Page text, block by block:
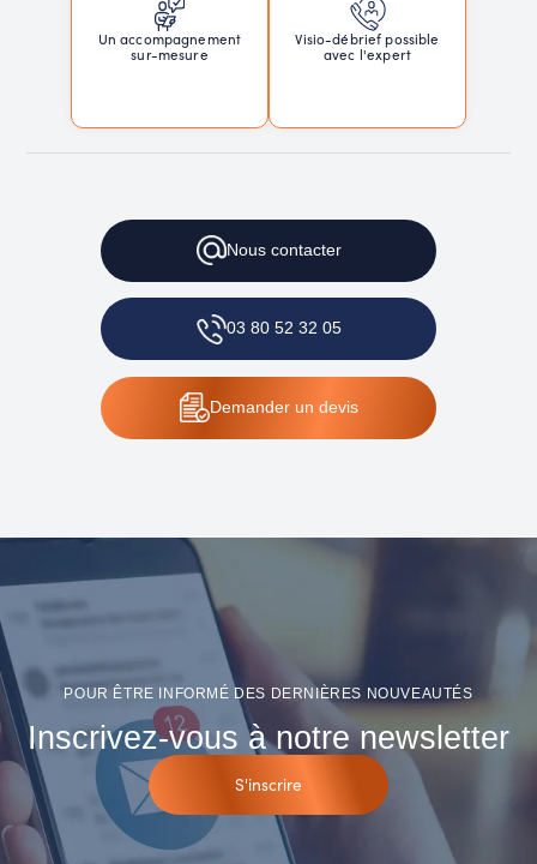
Un accompagnement
sur-mesure
Visio-débrief possible
avec l'expert
Nouscontacter
03 80 52 32 05
Demanderun devis
POUR ÊTRE INFORMÉ DES DERNIÈRES NOUVEAUTÉS
Inscrivez-vous à notre newsletter
S'inscrire